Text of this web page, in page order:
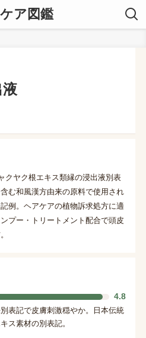
ア図鑑
クヤク根エキス類縁の浸出液別表
む和風漢方由来の原料で使用され
例。ヘアケアの植物訴求処方に適
プー・トリートメント配合で頭皮
4.8
表記で皮膚刺激穏やか。日本伝統
ス素材の別表記。